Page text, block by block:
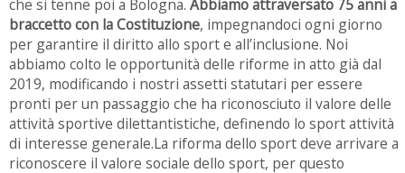
che si tenne poi a Bologna. Abbiamo attraversato 75 anni a
braccetto con la Costituzione, impegnandoci ogni giorno
per garantire il diritto allo sport e all’inclusione. Noi
abbiamo colto le opportunità delle riforme in atto già dal
2019, modificando i nostri assetti statutari per essere
pronti per un passaggio che ha riconosciuto il valore delle
attività sportive dilettantistiche, definendo lo sport attività
di interesse generale.La riforma dello sport deve arrivare a
riconoscere il valore sociale dello sport, per questo